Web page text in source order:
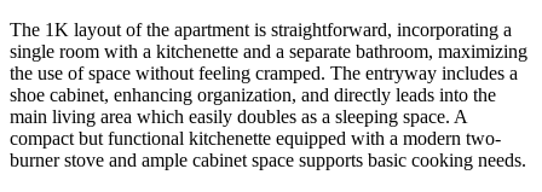
The 1K layout of the apartment is straightforward, incorporating a
single room with a kitchenette and a separate bathroom, maximizing
the use of space without feeling cramped. The entryway includes a
shoe cabinet, enhancing organization, and directly leads into the
main living area which easily doubles as a sleeping space. A
compact but functional kitchenette equipped with a modern two-
burner stove and ample cabinet space supports basic cooking needs.